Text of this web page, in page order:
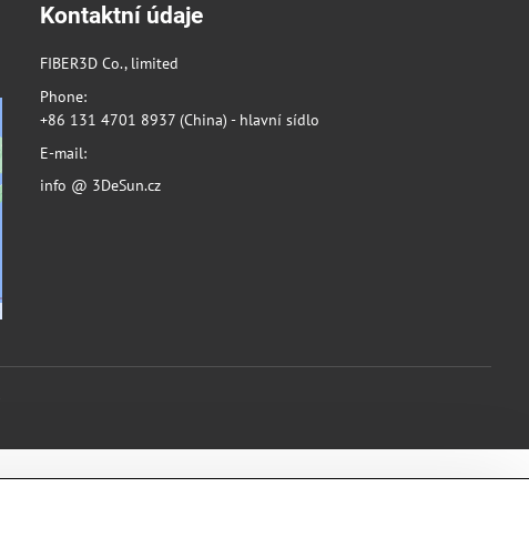
Kontaktní údaje
FIBER3D Co., limited
Phone:
+86 131 4701 8937 (China) - hlavní sídlo
E-mail:
info @ 3DeSun.cz